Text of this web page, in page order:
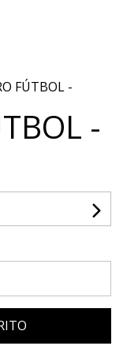
FÚTBOL -
-